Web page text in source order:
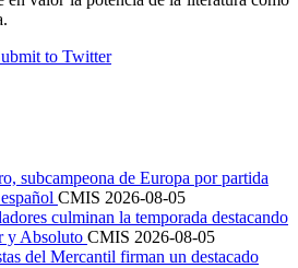
subcampeona de Europa por partida
CMIS 2026-08-05
culminan la temporada destacando
y Absoluto CMIS 2026-08-05
del Mercantil firman un destacado